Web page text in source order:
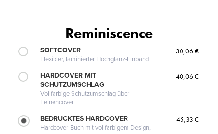
Reminiscence
SOFTCOVER
Flexibler, laminierter Hochglanz-Einband
30,06 €
HARDCOVER MIT
SCHUTZUMSCHLAG
Vollfarbige Schutzumschlag über
Leinencover
40,06 €
BEDRUCKTES HARDCOVER
Hardcover-Buch mit vollfarbigem Design,
45,33 €